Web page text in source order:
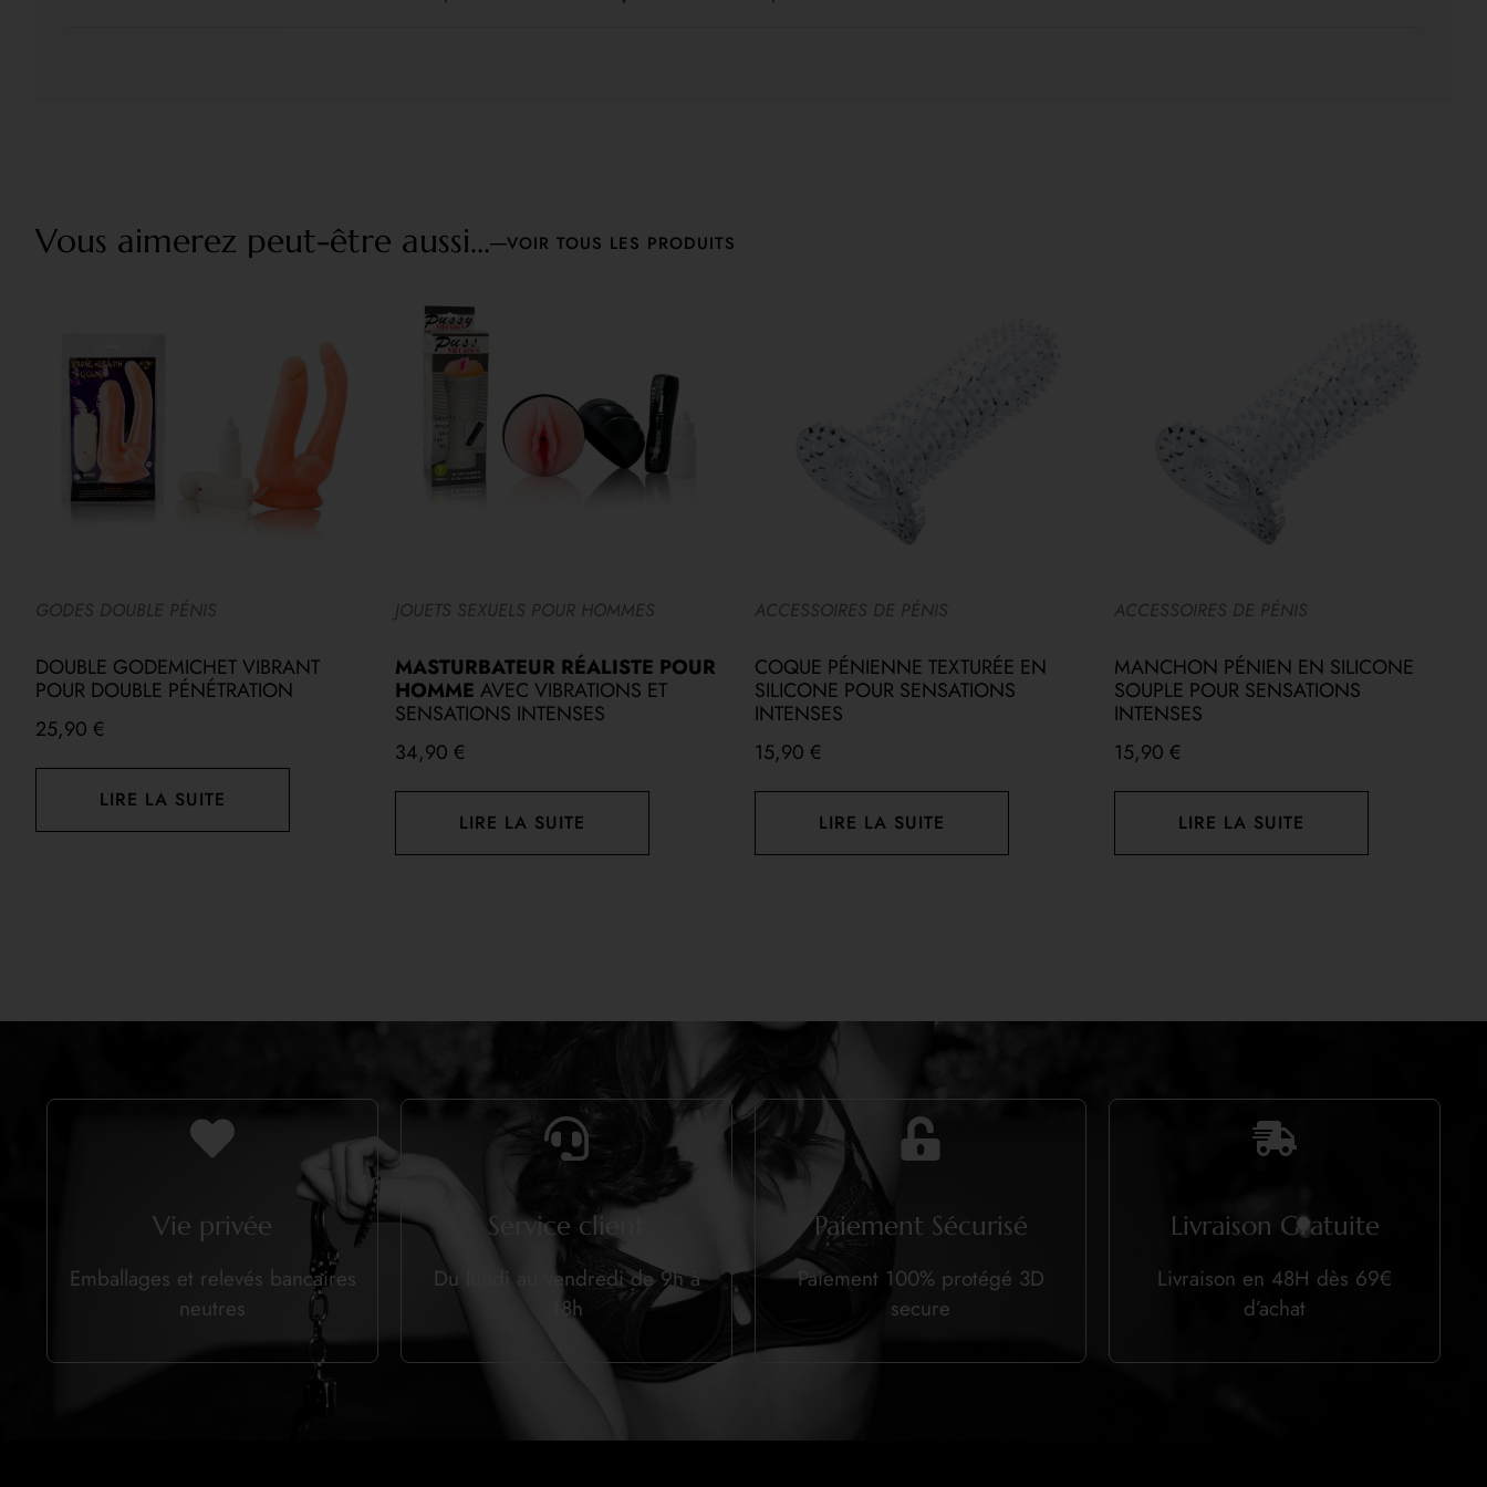
Vous aimerez peut-être aussi... VOIR TOUS LES PRODUITS
GODES DOUBLE PÉNIS
DOUBLE GODEMICHET VIBRANT
POUR DOUBLE PÉNÉTRATION
25,90 €
LIRE LA SUITE
JOUETS SEXUELS POUR HOMMES
MASTURBATEUR RÉALISTE POUR
HOMME AVEC VIBRATIONS ET
SENSATIONS INTENSES
34,90 €
LIRE LA SUITE
ACCESSOIRES DE PÉNIS
COQUE PÉNIENNE TEXTURÉE EN
SILICONE POUR SENSATIONS
INTENSES
15,90 €
LIRE LA SUITE
ACCESSOIRES DE PÉNIS
MANCHON PÉNIEN EN SILICONE
SOUPLE POUR SENSATIONS
INTENSES
15,90 €
LIRE LA SUITE
Vie privée
Emballages et relevés bancaires
neutres
Service client
Du lundi au vendredi de 9h à
18h
Paiement Sécurisé
Paiement 100% protégé 3D
secure
Livraison Gratuite
Livraison en 48H dès 69€
d’achat